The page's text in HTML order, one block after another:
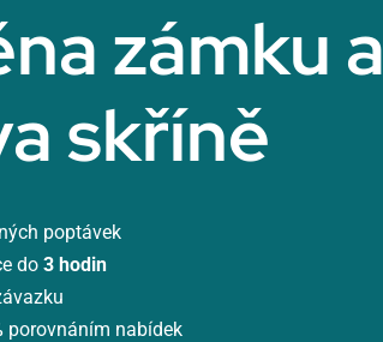
zámku a
skříně
poptávek
do 3 hodin
porovnáním nabídek